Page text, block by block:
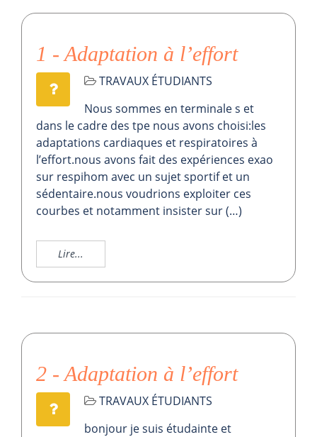
1 - Adaptation à l’effort
TRAVAUX ÉTUDIANTS
Nous sommes en terminale s et
dans le cadre des tpe nous avons choisi:les
adaptations cardiaques et respiratoires à
l’effort.nous avons fait des expériences exao
sur respihom avec un sujet sportif et un
sédentaire.nous voudrions exploiter ces
courbes et notamment insister sur (…)
Lire...
2 - Adaptation à l’effort
TRAVAUX ÉTUDIANTS
bonjour je suis étudainte et